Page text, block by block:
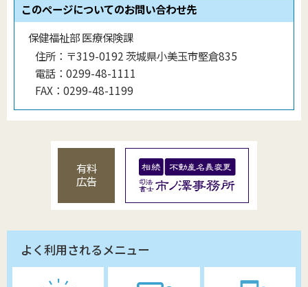
このページについてのお問い合わせ先
保健福祉部 医療保険課
住所： 〒319-0192 茨城県小美玉市堅倉835
電話： 0299-48-1111
FAX： 0299-48-1199
有料
広告
よく利用されるメニュー